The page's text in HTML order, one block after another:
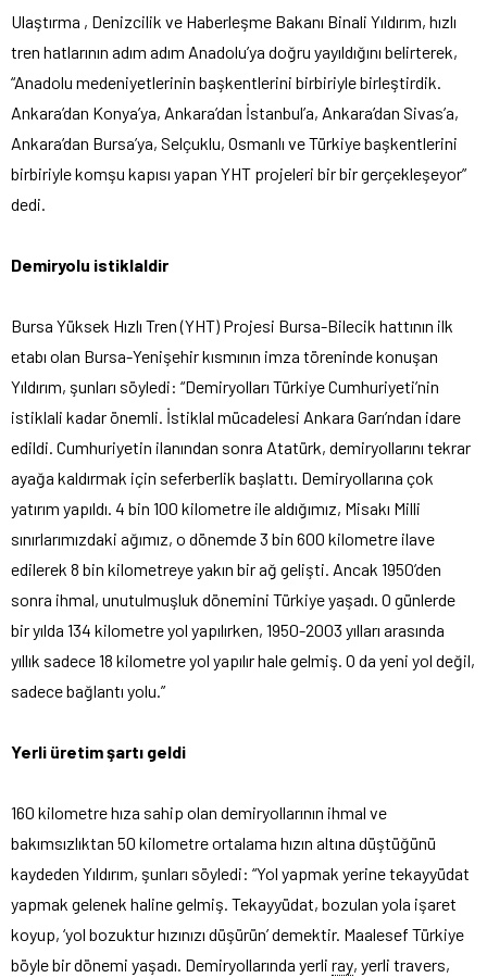
Ulaştırma , Denizcilik ve Haberleşme Bakanı Binali Yıldırım, hızlı
tren hatlarının adım adım Anadolu’ya doğru yayıldığını belirterek,
“Anadolu medeniyetlerinin başkentlerini birbiriyle birleştirdik.
Ankara’dan Konya’ya, Ankara’dan İstanbul’a, Ankara’dan Sivas’a,
Ankara’dan Bursa’ya, Selçuklu, Osmanlı ve Türkiye başkentlerini
birbiriyle komşu kapısı yapan YHT projeleri bir bir gerçekleşeyor”
dedi.
Demiryolu istiklaldir
Bursa Yüksek Hızlı Tren (YHT) Projesi Bursa-Bilecik hattının ilk
etabı olan Bursa-Yenişehir kısmının imza töreninde konuşan
Yıldırım, şunları söyledi: “Demiryolları Türkiye Cumhuriyeti’nin
istiklali kadar önemli. İstiklal mücadelesi Ankara Garı’ndan idare
edildi. Cumhuriyetin ilanından sonra Atatürk, demiryollarını tekrar
ayağa kaldırmak için seferberlik başlattı. Demiryollarına çok
yatırım yapıldı. 4 bin 100 kilometre ile aldığımız, Misakı Milli
sınırlarımızdaki ağımız, o dönemde 3 bin 600 kilometre ilave
edilerek 8 bin kilometreye yakın bir ağ gelişti. Ancak 1950’den
sonra ihmal, unutulmuşluk dönemini Türkiye yaşadı. O günlerde
bir yılda 134 kilometre yol yapılırken, 1950-2003 yılları arasında
yıllık sadece 18 kilometre yol yapılır hale gelmiş. O da yeni yol değil,
sadece bağlantı yolu.”
Yerli üretim şartı geldi
160 kilometre hıza sahip olan demiryollarının ihmal ve
bakımsızlıktan 50 kilometre ortalama hızın altına düştüğünü
kaydeden Yıldırım, şunları söyledi: “Yol yapmak yerine tekayyüdat
yapmak gelenek haline gelmiş. Tekayyüdat, bozulan yola işaret
koyup, ‘yol bozuktur hızınızı düşürün’ demektir. Maalesef Türkiye
böyle bir dönemi yaşadı. Demiryollarında yerli ray, yerli travers,